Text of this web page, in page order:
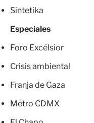
Sintetika
Especiales
Foro Excélsior
Crisis ambiental
Franja de Gaza
Metro CDMX